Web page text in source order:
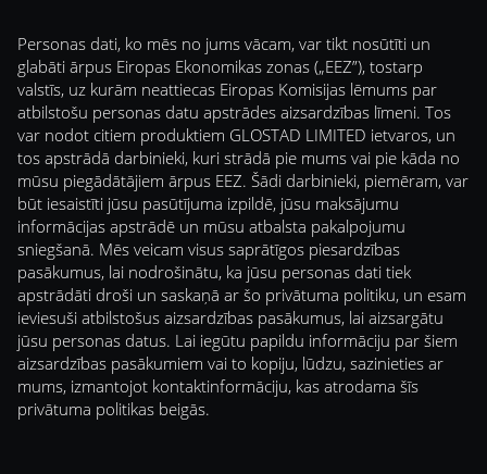
Personas dati, ko mēs no jums vācam, var tikt nosūtīti un
glabāti ārpus Eiropas Ekonomikas zonas („EEZ”), tostarp
valstīs, uz kurām neattiecas Eiropas Komisijas lēmums par
atbilstošu personas datu apstrādes aizsardzības līmeni. Tos
var nodot citiem produktiem GLOSTAD LIMITED ietvaros, un
tos apstrādā darbinieki, kuri strādā pie mums vai pie kāda no
mūsu piegādātājiem ārpus EEZ. Šādi darbinieki, piemēram, var
būt iesaistīti jūsu pasūtījuma izpildē, jūsu maksājumu
informācijas apstrādē un mūsu atbalsta pakalpojumu
sniegšanā. Mēs veicam visus saprātīgos piesardzības
pasākumus, lai nodrošinātu, ka jūsu personas dati tiek
apstrādāti droši un saskaņā ar šo privātuma politiku, un esam
ieviesuši atbilstošus aizsardzības pasākumus, lai aizsargātu
jūsu personas datus. Lai iegūtu papildu informāciju par šiem
aizsardzības pasākumiem vai to kopiju, lūdzu, sazinieties ar
mums, izmantojot kontaktinformāciju, kas atrodama šīs
privātuma politikas beigās.